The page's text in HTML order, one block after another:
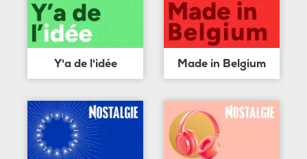
Y'a de l'idée Made in Belgium